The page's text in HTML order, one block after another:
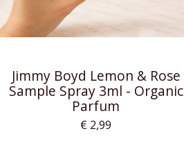
Jimmy Boyd Lemon & Rose
Sample Spray 3ml - Organic
Parfum
€ 2,99